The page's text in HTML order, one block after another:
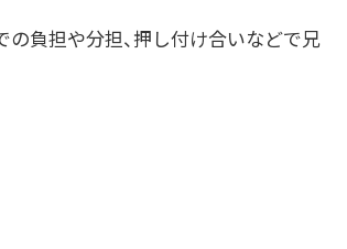
負担や分担、押し付け合いなどで兄